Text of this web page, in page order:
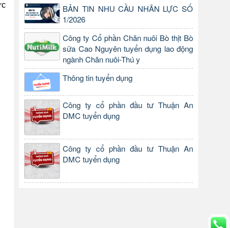
BẢN TIN NHU CẦU NHÂN LỰC SỐ
1/2026
Công ty Cổ phần Chăn nuôi Bò thịt Bò
sữa Cao Nguyên tuyển dụng lao động
ngành Chăn nuôi-Thú y
Thông tin tuyển dụng
Công ty cổ phần đầu tư Thuận An
DMC tuyển dụng
Công ty cổ phần đầu tư Thuận An
DMC tuyển dụng